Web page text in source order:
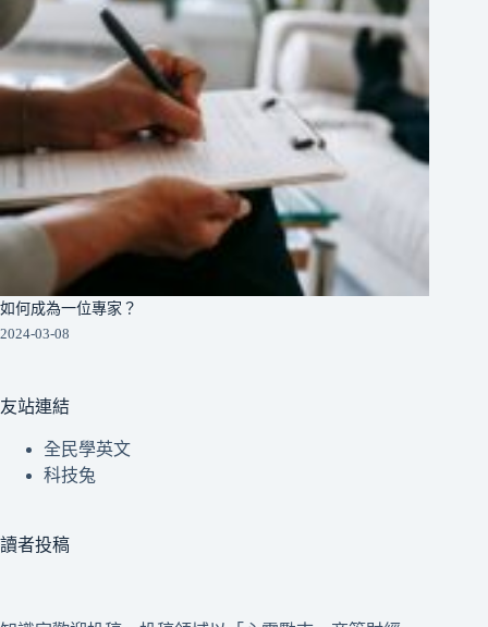
如何成為一位專家？
2024-03-08
友站連結
全民學英文
科技兔
讀者投稿